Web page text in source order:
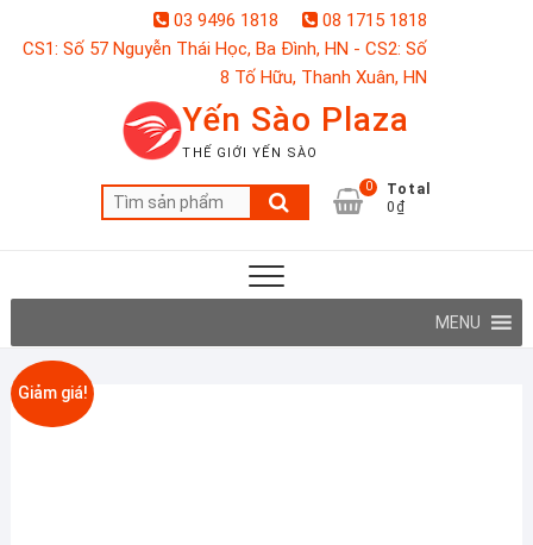
03 9496 1818
08 1715 1818
CS1: Số 57 Nguyễn Thái Học, Ba Đình, HN - CS2: Số
8 Tố Hữu, Thanh Xuân, HN
Yến Sào Plaza
THẾ GIỚI YẾN SÀO
Tìm
kiếm:
0
Total
0₫
MENU
Giảm giá!